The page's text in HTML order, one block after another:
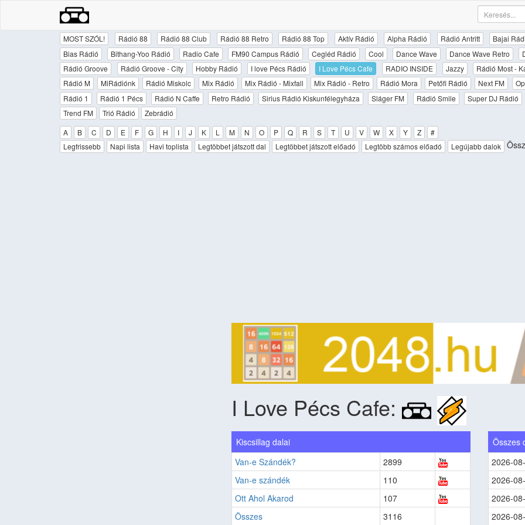
MOST SZÓL! Rádió 88 Rádió 88 Club Rádió 88 Retro Rádió 88 Top Aktív Rádió Alpha Rádió Rádió Antritt
Bajai
Bias Rádió
Bithang-Yoo Rádió Radio Cafe FM90 Campus Rádió Cegléd Rádió Cool Dance Wave Dance Wave Retro
Rádió Groove
Rádió Groove - City Hobby Rádió I love Pécs Rádió I Love Pécs Cafe RADIO INSIDE Jazzy
Rádió Most -
Rádió M
MiRádiónk Rádió Miskolc Mix Rádió Mix Rádió - Mixfall Mix Rádió - Retro Rádió Mora Petőfi Rádió Next FM
Rádió 1
Rádió 1 Pécs Rádió N Caffe Retro Rádió Sirius Rádió Kiskunfélegyháza Sláger FM Rádió Smile
Super DJ Rádió
Trend FM
Trió Rádió
Zebrádió
A
B C D E F G H I J K L M N O P Q R S T U V W X Y Z
#
Legfrissebb
Napi lista Havi toplista Legtöbbet játszott dal Legtöbbet játszott előadó Legtöbb számos előadó Legújabb dalok
I Love Pécs Cafe:
Kiscsillag dalai
Van-e Szándék?
2899
Van-e szándék
110
Ott Ahol Akarod
107
Összes
3116
Összes
2026-
2026-
2026-
2026-